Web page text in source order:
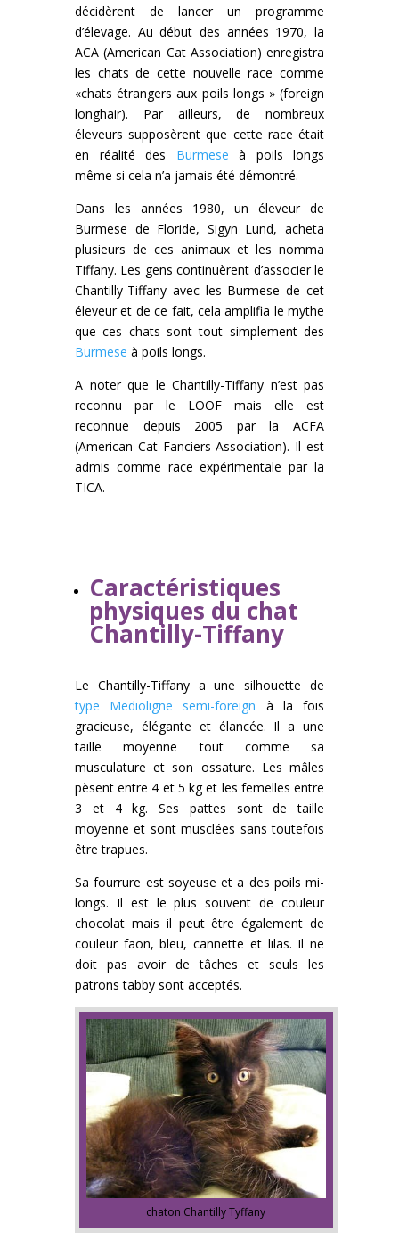
décidèrent de lancer un programme
d’élevage. Au début des années 1970, la
ACA (American Cat Association) enregistra
les chats de cette nouvelle race comme
«chats étrangers aux poils longs » (foreign
longhair). Par ailleurs, de nombreux
éleveurs supposèrent que cette race était
en réalité des Burmese à poils longs
même si cela n’a jamais été démontré.
Dans les années 1980, un éleveur de
Burmese de Floride, Sigyn Lund, acheta
plusieurs de ces animaux et les nomma
Tiffany. Les gens continuèrent d’associer le
Chantilly-Tiffany avec les Burmese de cet
éleveur et de ce fait, cela amplifia le mythe
que ces chats sont tout simplement des
Burmese à poils longs.
A noter que le Chantilly-Tiffany n’est pas
reconnu par le LOOF mais elle est
reconnue depuis 2005 par la ACFA
(American Cat Fanciers Association). Il est
admis comme race expérimentale par la
TICA.
Caractéristiques
physiques du chat
Chantilly-Tiffany
Le Chantilly-Tiffany a une silhouette de
type Medioligne semi-foreign à la fois
gracieuse, élégante et élancée. Il a une
taille moyenne tout comme sa
musculature et son ossature. Les mâles
pèsent entre 4 et 5 kg et les femelles entre
3 et 4 kg. Ses pattes sont de taille
moyenne et sont musclées sans toutefois
être trapues.
Sa fourrure est soyeuse et a des poils mi-
longs. Il est le plus souvent de couleur
chocolat mais il peut être également de
couleur faon, bleu, cannette et lilas. Il ne
doit pas avoir de tâches et seuls les
patrons tabby sont acceptés.
chaton Chantilly Tyffany